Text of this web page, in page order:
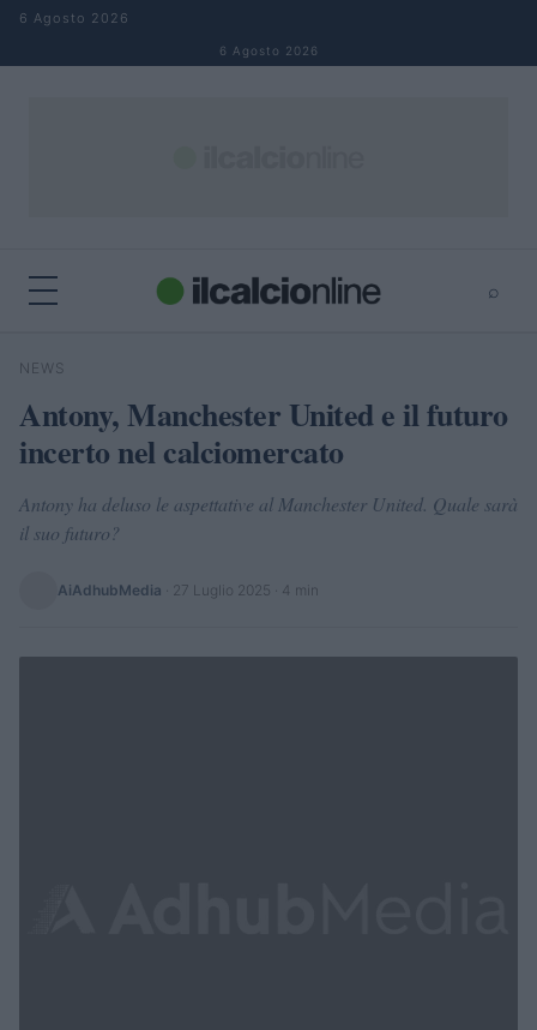
Salta al contenuto
6 Agosto 2026
6 Agosto 2026
⌕
Cerca
NEWS
Antony, Manchester United e il futuro
incerto nel calciomercato
Antony ha deluso le aspettative al Manchester United. Quale sarà
il suo futuro?
AiAdhubMedia 27 Luglio 2025 · 4 min